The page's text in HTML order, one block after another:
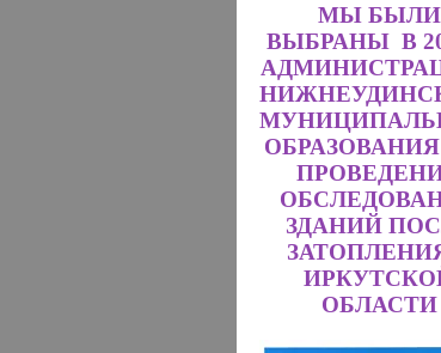
МЫ БЫЛИ
ВЫБРАНЫ В
ЗДАНИЙ
ОБЛАСТИ